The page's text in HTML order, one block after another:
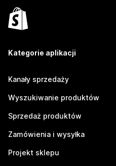
Kategorie aplikacji
Kanały sprzedaży
Wyszukiwanie produktów
Sprzedaż produktów
Zamówienia i wysyłka
Projekt sklepu